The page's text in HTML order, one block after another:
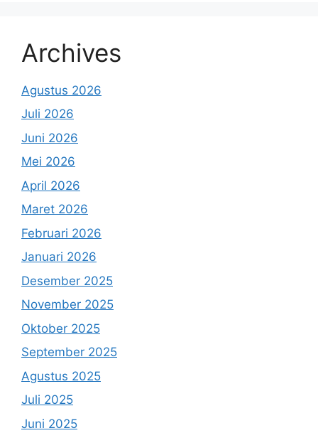
Archives
Agustus 2026
Juli 2026
Juni 2026
Mei 2026
April 2026
Maret 2026
Februari 2026
Januari 2026
Desember 2025
November 2025
Oktober 2025
September 2025
Agustus 2025
Juli 2025
Juni 2025